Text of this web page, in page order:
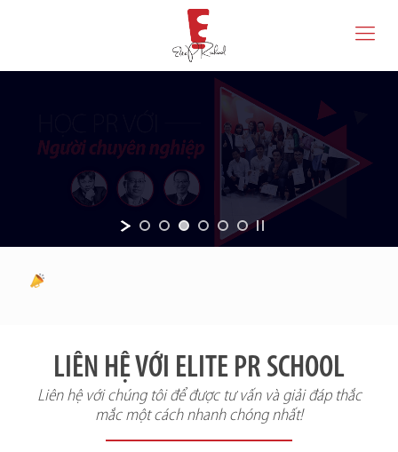
LIÊN HỆ VỚI ELITE PR SCHOOL
Liên hệ với chúng tôi để được tư vấn và giải đáp thắc
mắc một cách nhanh chóng nhất!